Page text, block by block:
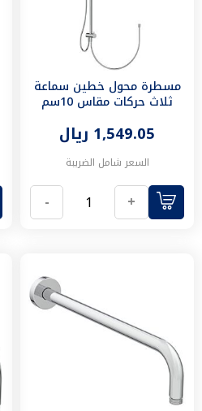
الكراسي
مستلزمات
تثبيت
الكراسي
شطافات
مسلتزمات
الصحية
منتجات
الدفن
محابس
هرابات
اكسسوارات
الابواب
مسطرة محول خطين سماعة
ثلاث حركات مقاس 10سم
1,549.05 ريال
السعر شامل الضريبة
+
-